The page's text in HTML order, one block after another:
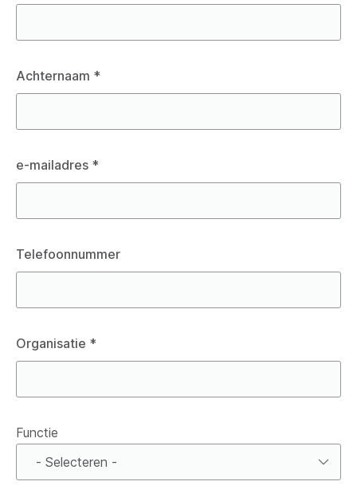
Achternaam *
e-mailadres *
Telefoonnummer
Organisatie *
Functie
Functie
*